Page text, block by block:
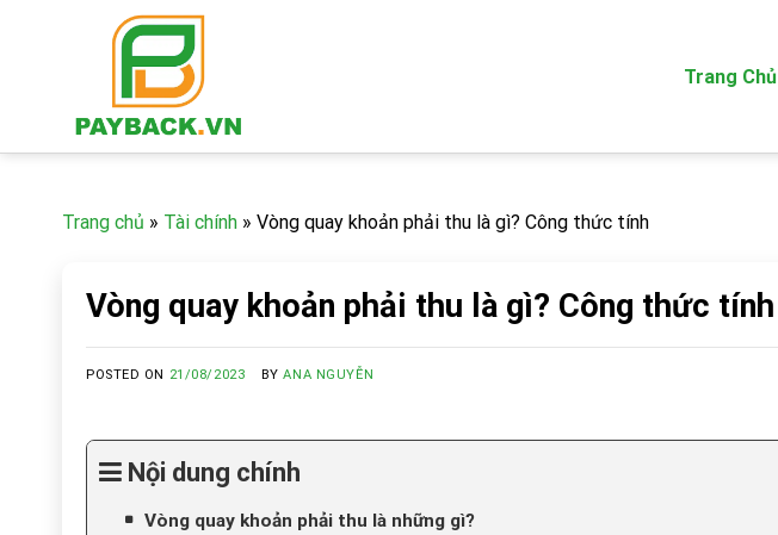
Trang Chủ
Trang chủ » Tài chính » Vòng quay khoản phải thu là gì? Công thức tính
Vòng quay khoản phải thu là gì? Công thức tính
POSTED ON 21/08/2023 BYANA NGUYỄN
Nội dung chính
Vòng quay khoản phải thu là những gì?